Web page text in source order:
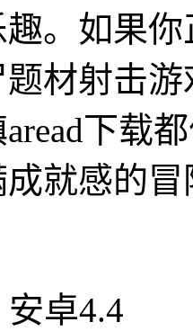
。如果
材射击游
下载
就感的
卓4.4